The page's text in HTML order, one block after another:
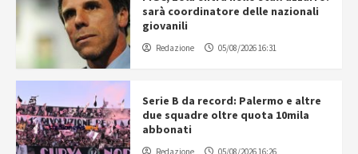
sarà coordinatore delle nazionali
giovanili
Redazione 05/08/2026 16:31
Serie B da record: Palermo e altre
due squadre oltre quota 10mila
abbonati